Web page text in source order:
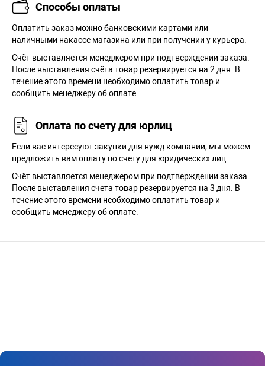
Способы оплаты
Оплатить заказ можно банковскими картами или
наличными накассе магазина или при получении у курьера.
Cчёт выставляется менеджером при подтверждении заказа.
После выставления счёта товар резервируется на 2 дня. В
течение этого времени необходимо оплатить товар и
сообщить менеджеру об оплате.
Оплата по счету для юрлиц
Если вас интересуют закупки для нужд компании, мы можем
предложить вам оплату по счету для юридических лиц.
Счёт выставляется менеджером при подтверждении заказа.
После выставления счета товар резервируется на 3 дня. В
течение этого времени необходимо оплатить товар и
сообщить менеджеру об оплате.